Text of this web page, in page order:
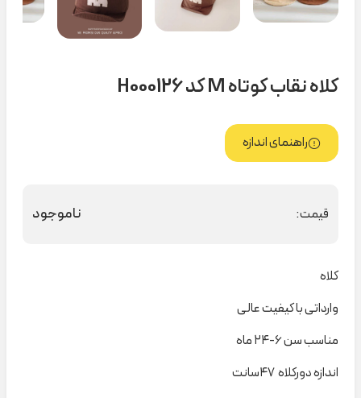
کلاه نقاب کوتاه M کد H000126
راهنمای اندازه
قیمت: ناموجود
کلاه
وارداتی با کیفیت عالی
مناسب سن ۶-۲۴ ماه
اندازه دورکلاه ۴۷سانت